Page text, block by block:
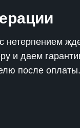
нетерпением
и даем
после оплаты.